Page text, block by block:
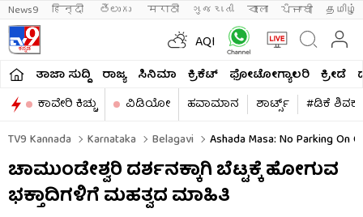
News9 हिन्दी తెలుగు मराठी ગુજરાતી বাংলা ਪੰਜਾਬੀ தமிழ்
AQI
ತಾಜಾ ಸುದ್ದಿ ರಾಜ್ಯ ಸಿನಿಮಾ ಕ್ರಿಕೆಟ್​ ಫೋಟೋಗ್ಯಾಲರಿ ಕ್ರೀಡೆ
ಕಾವೇರಿ ಕಿಚ್ಚು
ವಿಡಿಯೋ ಹವಾಮಾನ ಶಾರ್ಟ್ಸ್​
#ಡಿಕೆ
TV9 Kannada
Karnataka Belagavi Ashada Masa: No Parking On
ಚಾಮುಂಡೇಶ್ವರಿ ದರ್ಶನಕ್ಕಾಗಿ ಬೆಟ್ಟಕ್ಕೆ ಹೋಗುವ
ಭಕ್ತಾದಿಗಳಿಗೆ ಮಹತ್ವದ ಮಾಹಿತಿ